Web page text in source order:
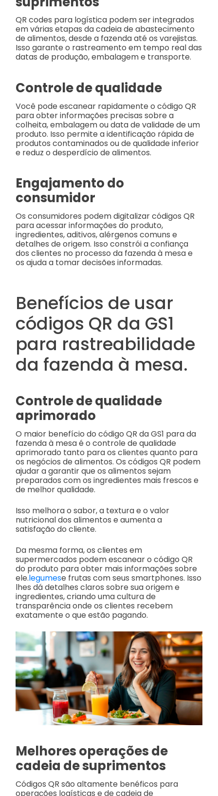
QR codes para logística podem ser integrados
em várias etapas da cadeia de abastecimento
de alimentos, desde a fazenda até os varejistas.
Isso garante o rastreamento em tempo real das
datas de produção, embalagem e transporte.
Controle de qualidade
Você pode escanear rapidamente o código QR
para obter informações precisas sobre a
colheita, embalagem ou data de validade de um
produto. Isso permite a identificação rápida de
produtos contaminados ou de qualidade inferior
e reduz o desperdício de alimentos.
Engajamento do
consumidor
Os consumidores podem digitalizar códigos QR
para acessar informações do produto,
ingredientes, aditivos, alérgenos comuns e
detalhes de origem. Isso constrói a confiança
dos clientes no processo da fazenda à mesa e
os ajuda a tomar decisões informadas.
Benefícios de usar
códigos QR da GS1
para rastreabilidade
da fazenda à mesa.
Controle de qualidade
aprimorado
O maior benefício do código QR da GS1 para da
fazenda à mesa é o controle de qualidade
aprimorado tanto para os clientes quanto para
os negócios de alimentos. Os códigos QR podem
ajudar a garantir que os alimentos sejam
preparados com os ingredientes mais frescos e
de melhor qualidade.
Isso melhora o sabor, a textura e o valor
nutricional dos alimentos e aumenta a
satisfação do cliente.
Da mesma forma, os clientes em
supermercados podem escanear o código QR
do produto para obter mais informações sobre
ele.legumese frutas com seus smartphones. Isso
lhes dá detalhes claros sobre sua origem e
ingredientes, criando uma cultura de
transparência onde os clientes recebem
exatamente o que estão pagando.
Melhores operações de
cadeia de suprimentos
Códigos QR são altamente benéficos para
operações logísticas e de cadeia de